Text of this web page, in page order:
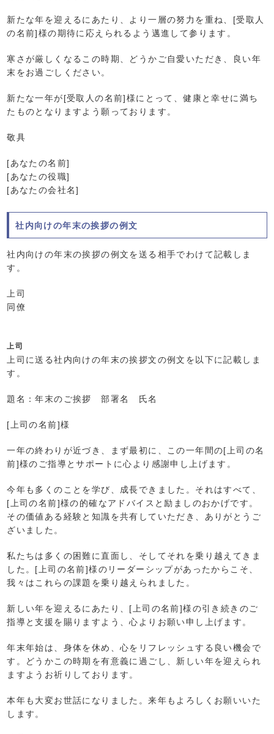
新たな年を迎えるにあたり、より一層の努力を重ね、[受取人
の名前]様の期待に応えられるよう邁進して参ります。
寒さが厳しくなるこの時期、どうかご自愛いただき、良い年
末をお過ごしください。
新たな一年が[受取人の名前]様にとって、健康と幸せに満ち
たものとなりますよう願っております。
敬具
[あなたの名前]
[あなたの役職]
[あなたの会社名]
社内向けの年末の挨拶の例文
社内向けの年末の挨拶の例文を送る相手でわけて記載しま
す。
上司
同僚
上司
上司に送る社内向けの年末の挨拶文の例文を以下に記載しま
す。
題名：年末のご挨拶 部署名 氏名
[上司の名前]様
一年の終わりが近づき、まず最初に、この一年間の[上司の名
前]様のご指導とサポートに心より感謝申し上げます。
今年も多くのことを学び、成長できました。それはすべて、
[上司の名前]様の的確なアドバイスと励ましのおかげです。
その価値ある経験と知識を共有していただき、ありがとうご
ざいました。
私たちは多くの困難に直面し、そしてそれを乗り越えてきま
した。[上司の名前]様のリーダーシップがあったからこそ、
我々はこれらの課題を乗り越えられました。
新しい年を迎えるにあたり、[上司の名前]様の引き続きのご
指導と支援を賜りますよう、心よりお願い申し上げます。
年末年始は、身体を休め、心をリフレッシュする良い機会で
す。どうかこの時期を有意義に過ごし、新しい年を迎えられ
ますようお祈りしております。
本年も大変お世話になりました。来年もよろしくお願いいた
します。